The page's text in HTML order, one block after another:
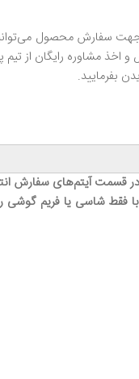
سفارش محصول
مشاوره رایگان از تیم
بفرمایید.
قسمت آیتم‌های سفارش
شاسی یا فریم گوشی